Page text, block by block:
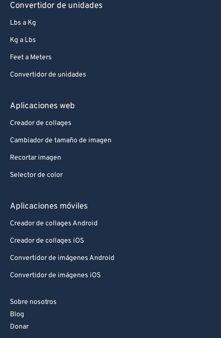
Convertidor de unidades
Lbs a Kg
Kg a Lbs
Feet a Meters
Convertidor de unidades
Aplicaciones web
Creador de collages
Cambiador de tamaño de imagen
Recortar imagen
Selector de color
Aplicaciones móviles
Creador de collages Android
Creador de collages iOS
Convertidor de imágenes Android
Convertidor de imágenes iOS
Sobre nosotros
Blog
Donar